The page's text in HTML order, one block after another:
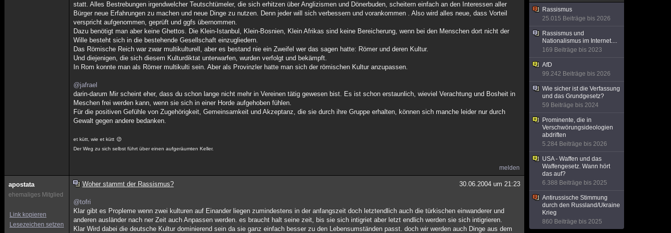
statt. Alles Bestrebungen irgendwelcher Teutschtümeler, die sich erhitzen über Anglizismen und Dönerbuden, scheitern einfach an den Interessen aller
Bürger neue Erfahrungen zu machen und neue Dinge zu nutzen. Denn jeder will sich verbessern und vorankommen . Also wird alles neue, dass Vorteil
verspricht aufgenommen, geprüft und ggfs übernommen.
Dazu benötigt man aber keine Ghettos. Die Klein-Istanbul, Klein-Bosnien, Klein Afrikas sind keine Bereicherung, wenn bei den Menschen dort nicht der
Wille besteht sich in die bestehende Gesellschaft einzugliedern.
Das Römische Reich war zwar multikulturell, aber es bestand nie ein Zweifel wer das sagen hatte: Römer und deren Kultur.
Und diejenigen, die sich diesem Kulturdiktat unterwarfen, wurden verfolgt und bekämpft.
In Rom konnte man als Römer multikulti sein. Aber als Provinzler hatte man sich der römischen Kultur anzupassen.
@jafrael
darin-darum Mir scheint eher, dass du schon lange nicht mehr in Vereinen tätig gewesen bist. Es ist schon erstaunlich, wieviel Verachtung und Bosheit in
Meschen frei werden kann, wenn sie sich in einer Horde aufgehoben fühlen.
Für die positiven Gefühle von Zugehörigkeit, Gemeinsamkeit und Akzeptanz, die sie durch ihre Gruppe erhalten, können sich manche leider nur durch
Gewalt gegen andere bedanken.
et kütt, wie et kütt
Der Weg zu sich selbst führt über einen aufgeräumten Keller.
melden
apostata
ehemaliges Mitglied
Link kopieren
Lesezeichen setzen
Woher stammt der Rassismus? 30.06.2004 um 21:23
@tofri
Klar gibt es Propleme wenn zwei kulturen auf Einander liegen zumindestens in der anfangszeit doch letztendlich auch die türkischen einwanderer und
anderen ausländer nach ner Zeit auch Anpassen werden. es braucht halt seine zeit, bis sie sich intigriet aber letzt endlich werden sie sich intigrieren.
Klar Wird dabei die deutsche Kultur dominierend sein da sie ganz einfach besser zu den Lebensumständen passt. doch wir werden auch Dinge aus dem
Rassismus
25.015 Beiträge bis 2026
Rassismus und
Nationalismus im Internet....
169 Beiträge bis 2023
AfD
99.242 Beiträge bis 2026
Wie sicher ist die Verfassung
und das Grundgesetz?
59 Beiträge bis 2024
Prominente, die in
Verschwörungsideologien
abdriften
5.284 Beiträge bis 2026
USA - Waffen und das
Waffengesetz. Wann hört
das auf?
6.388 Beiträge bis 2025
Antirussische Stimmung
durch den Russland/Ukraine
Krieg
860 Beiträge bis 2025